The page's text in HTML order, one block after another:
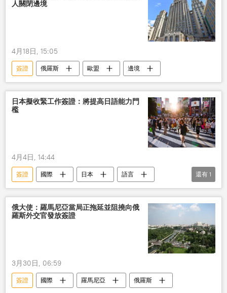
人關閉邊境
4月18日, 15:05
簽證 俄羅斯 歐盟 邊境
日本擬收緊工作簽證：將提高日語能力門
檻
4月4日, 14:44
簽證 國際 日本
語言
規定
還有 1
俄大使：羅馬尼亞當局正拖延並阻撓向俄
羅斯外交官發放簽證
3月30日, 06:59
簽證 國際 羅馬尼亞 俄羅斯